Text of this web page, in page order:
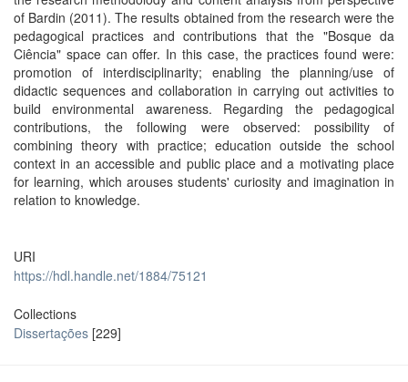
of Bardin (2011). The results obtained from the research were the
pedagogical practices and contributions that the "Bosque da
Ciência" space can offer. In this case, the practices found were:
promotion of interdisciplinarity; enabling the planning/use of
didactic sequences and collaboration in carrying out activities to
build environmental awareness. Regarding the pedagogical
contributions, the following were observed: possibility of
combining theory with practice; education outside the school
context in an accessible and public place and a motivating place
for learning, which arouses students' curiosity and imagination in
relation to knowledge.
URI
https://hdl.handle.net/1884/75121
Collections
Dissertações [229]